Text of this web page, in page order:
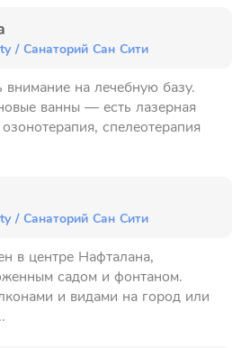
/ Санаторий Сан Сити
на лечебную базу.
ванны — есть лазерная
спелеотерапия
/ Санаторий Сан Сити
в центре Нафталана,
садом и фонтаном.
и видами на город или